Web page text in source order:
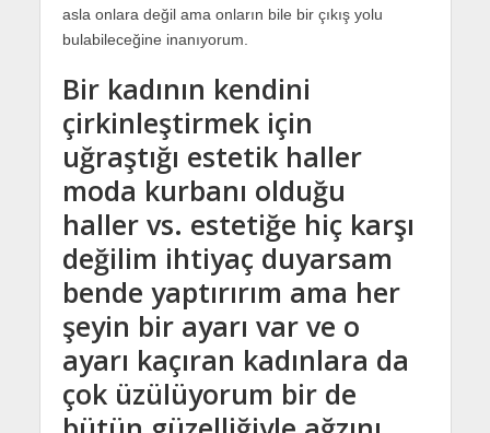
asla onlara değil ama onların bile bir çıkış yolu
bulabileceğine inanıyorum.
Bir kadının kendini
çirkinleştirmek için
uğraştığı estetik haller
moda kurbanı olduğu
haller vs. estetiğe hiç karşı
değilim ihtiyaç duyarsam
bende yaptırırım ama her
şeyin bir ayarı var ve o
ayarı kaçıran kadınlara da
çok üzülüyorum bir de